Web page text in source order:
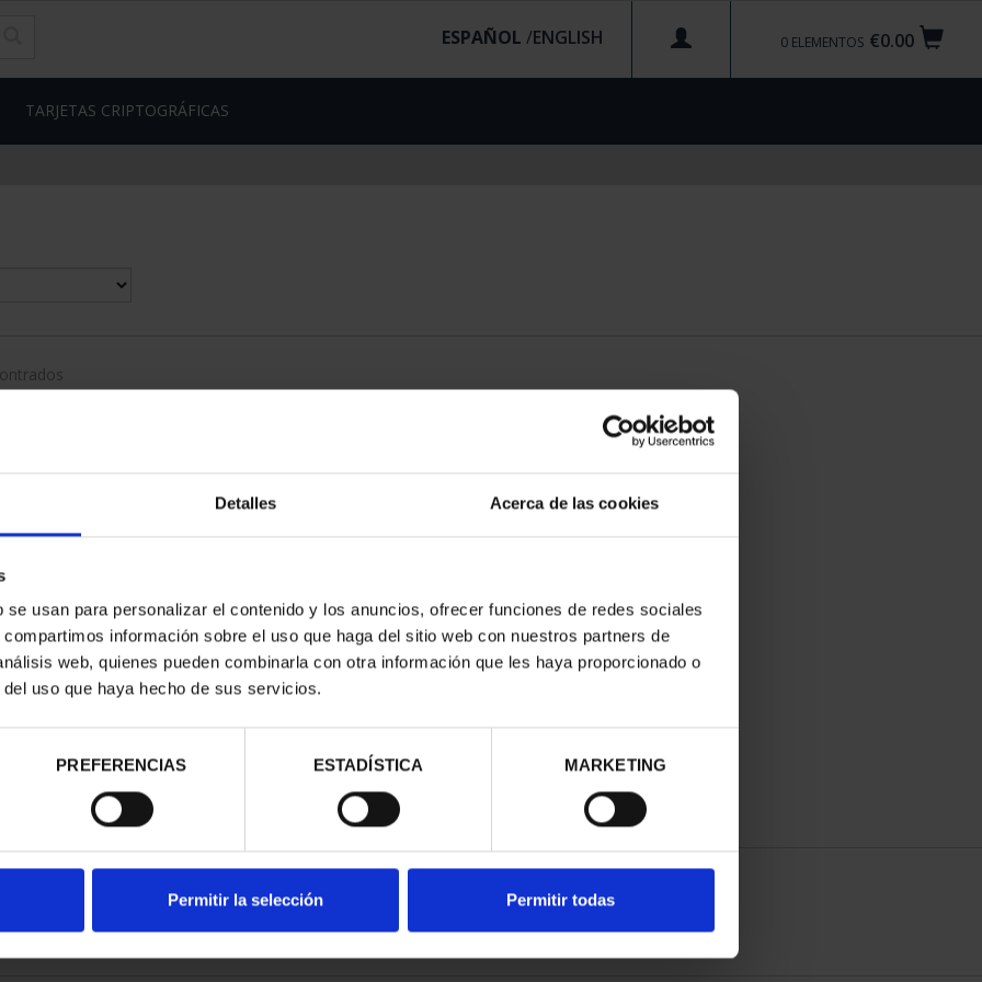
Detalles Acerca de las cookies
usan para personalizar el contenido y los anuncios, ofrecer funciones de redes sociales
información sobre el uso que haga del sitio web con nuestros partners de
web, quienes pueden combinarla con otra información que les haya proporcionado o
uso que haya hecho de sus servicios.
PREFERENCIAS ESTADÍSTICA MARKETING
Permitir la selección Permitir todas
€0.00
0 ELEMENTOS
ESPAÑOL /
TARJETAS CRIPTOGRÁFICAS
-